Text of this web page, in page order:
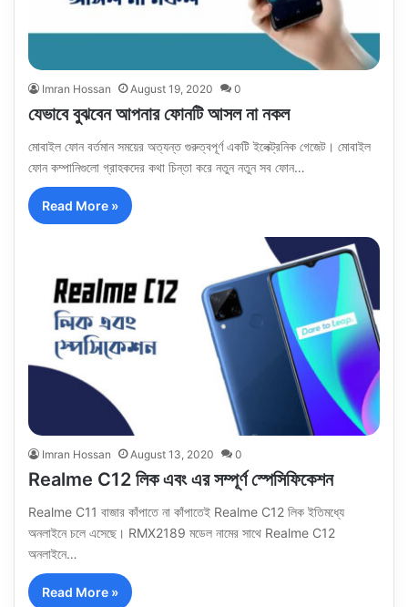
Imran Hossan August 19, 2020 0
যেভাবে বুঝবেন আপনার ফোনটি আসল না নকল
মোবাইল ফোন বর্তমান সময়ের অত্যন্ত গুরুত্বপূর্ণ একটি ইলেক্ট্রনিক গেজেট। মোবাইল
ফোন কম্পানিগুলো গ্রাহকদের কথা চিন্তা করে নতুন নতুন সব ফোন…
Read More »
Imran Hossan August 13, 2020 0
Realme C12 লিক এবং এর সম্পূর্ণ স্পেসিফিকেশন
Realme C11 বাজার কাঁপাতে না কাঁপাতেই Realme C12 লিক ইতিমধ্যে
অনলাইনে চলে এসেছে। RMX2189 মডেল নামের সাথে Realme C12
অনলাইনে…
Read More »